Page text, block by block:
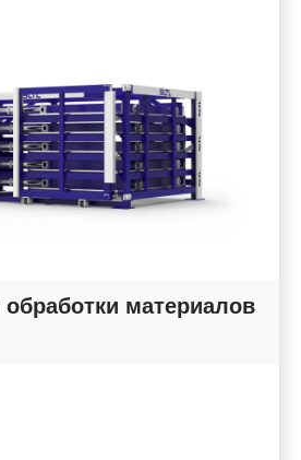
материалов